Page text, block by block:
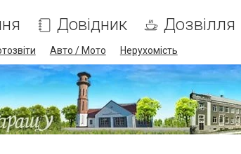
Довідник Дозвілля
Авто / Мото Нерухомість